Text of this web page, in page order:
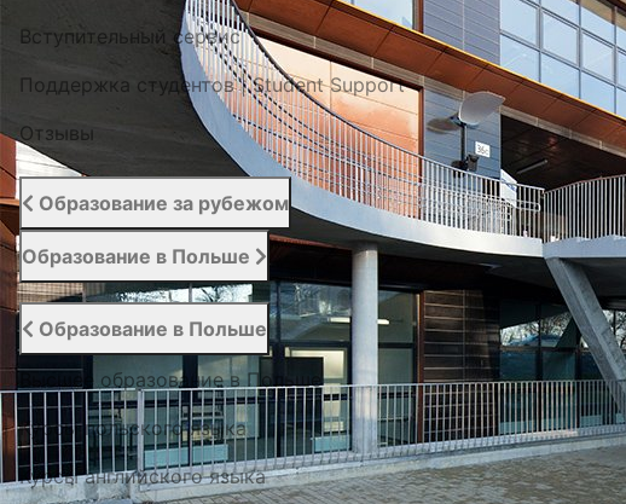
Вступительный сервис
Поддержка студентов | Student Support
Отзывы
Образование за рубежом
Образование в Польше
Образование в Польше
Высшее образование в Польше
Курсы польского языка
Курсы английского языка